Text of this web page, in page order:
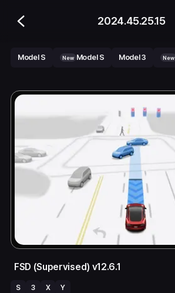
2024.45.25.15
Model S New Model S Model 3 New
FSD (Supervised) v12.6.1
S 3 X Y